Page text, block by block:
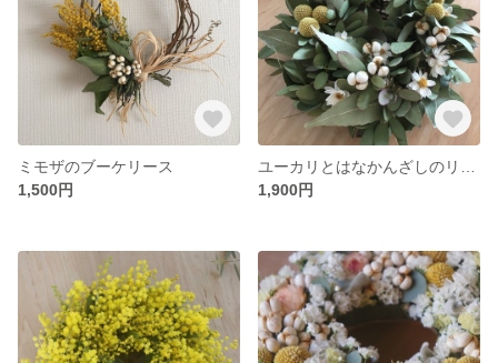
ミモザのブーケリース
1,500円
1,900円